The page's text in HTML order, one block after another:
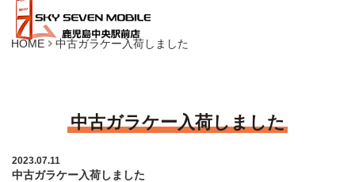
HOME 中古ガラケー入荷しました
中古ガラケー入荷しました
2023.07.11
中古ガラケー入荷しました